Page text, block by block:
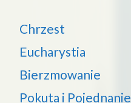
Chrzest
Eucharystia
Bierzmowanie
Pokuta i Pojednanie